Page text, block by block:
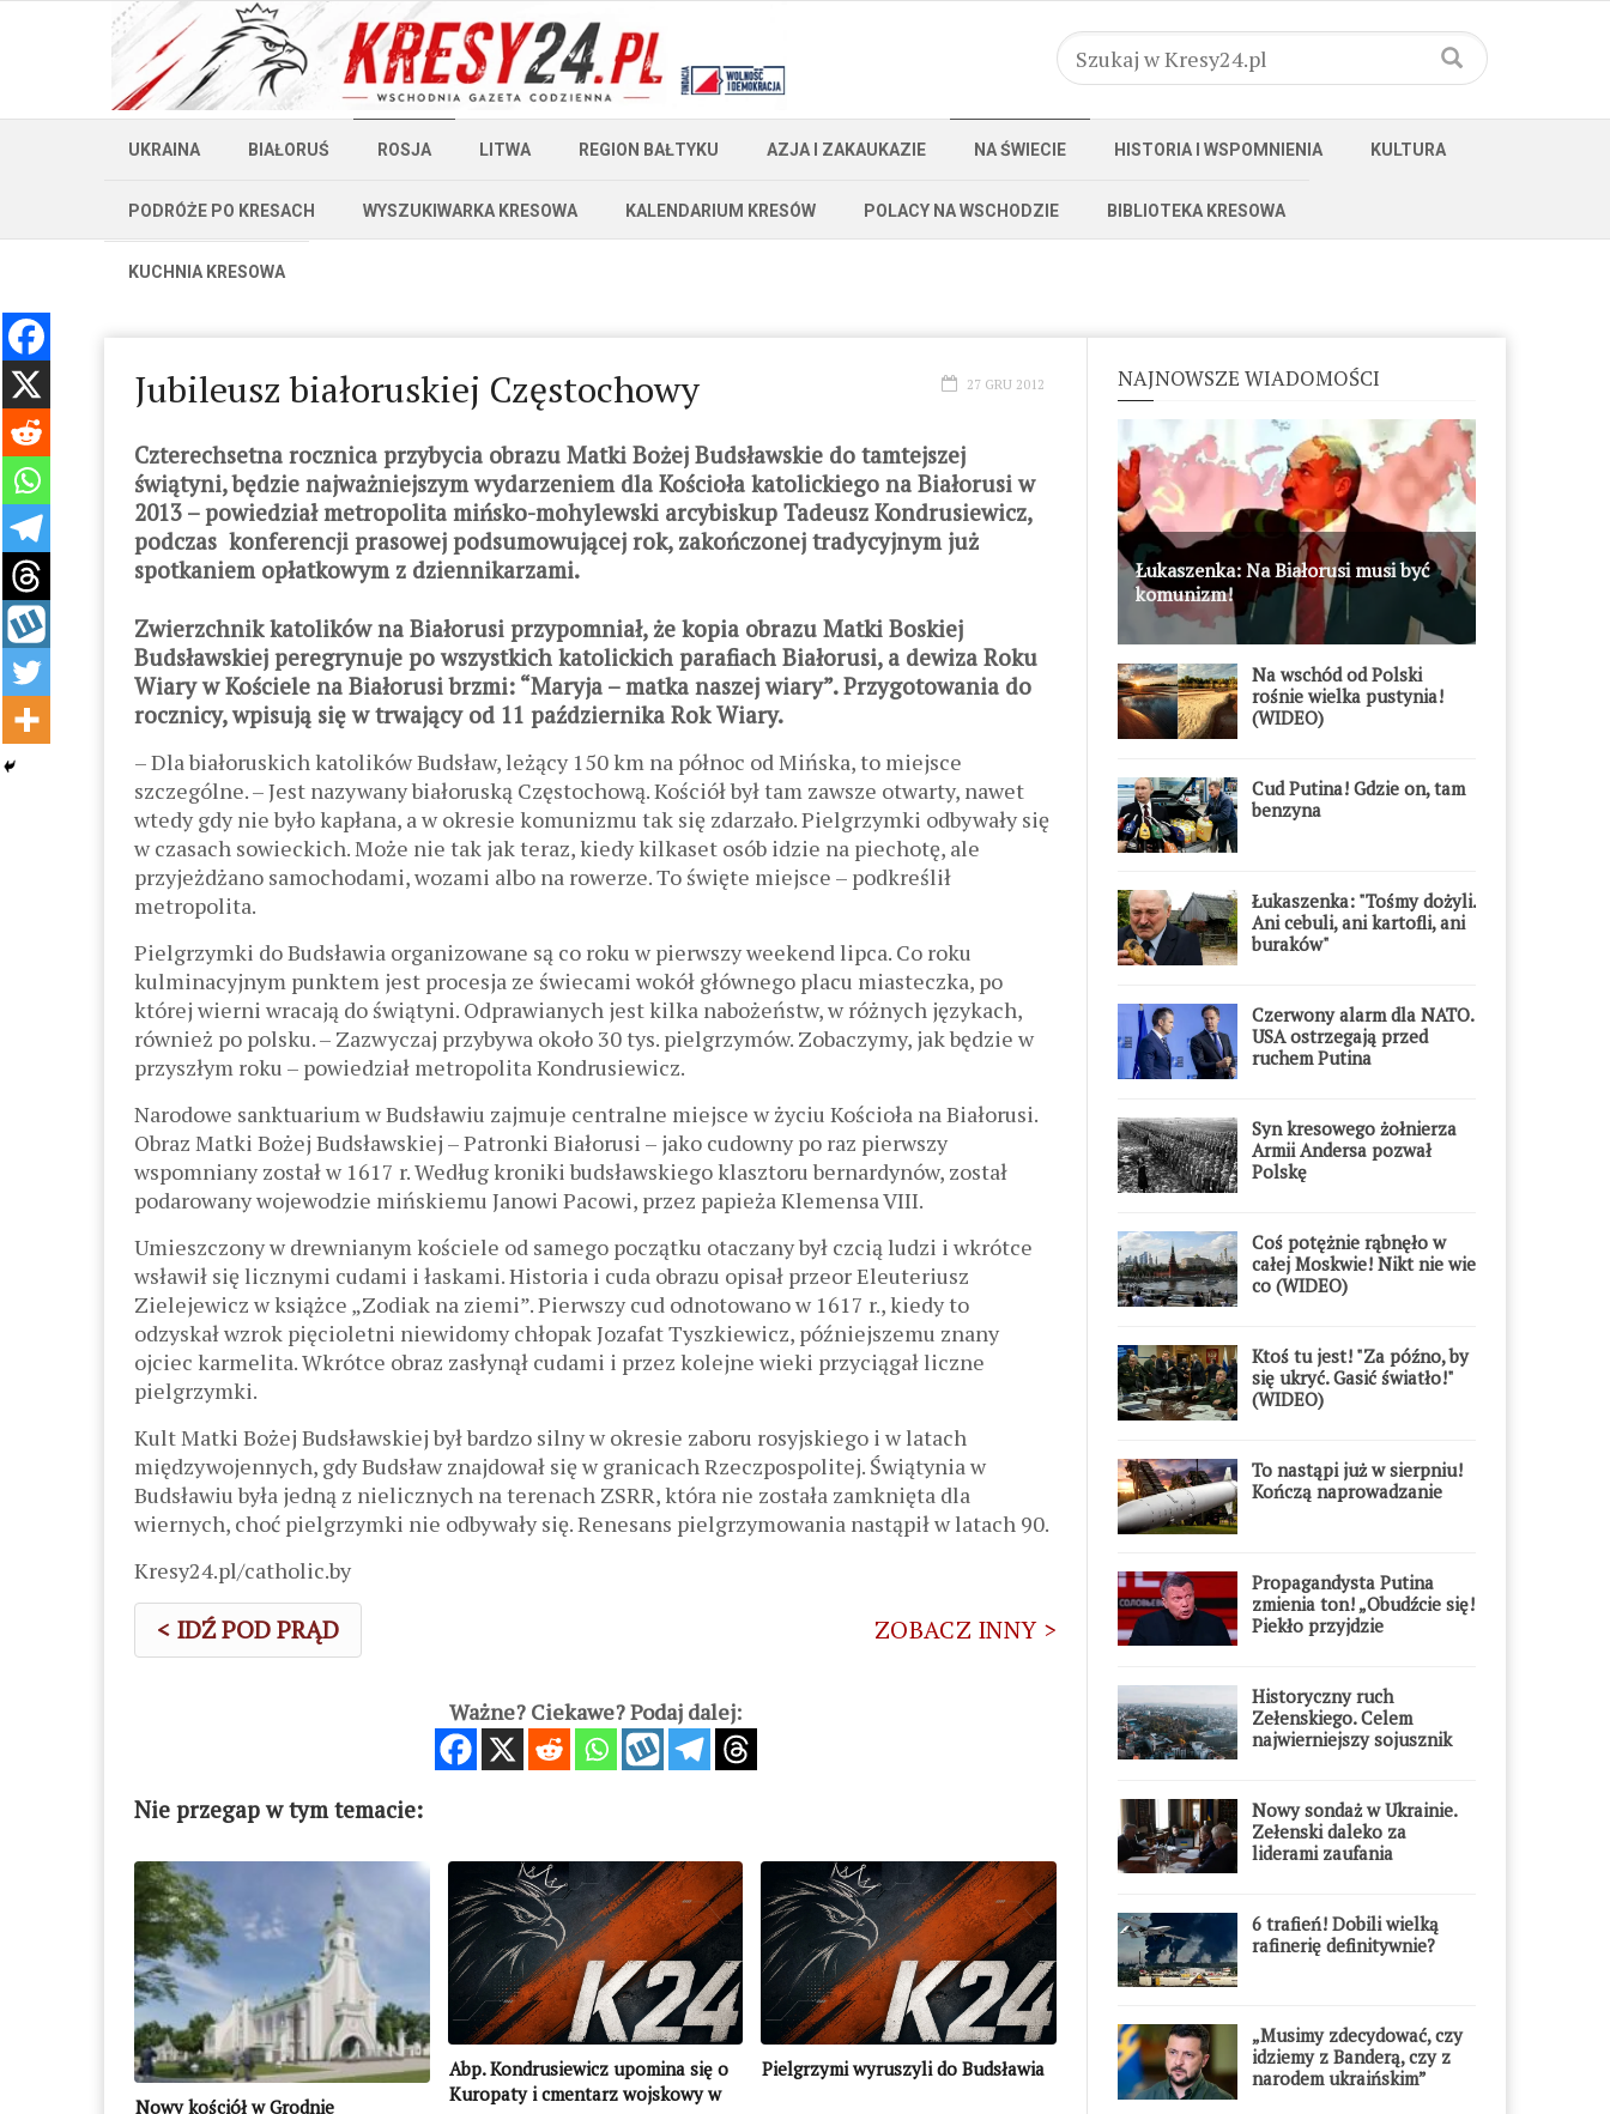
UKRAINA BIAŁORUŚ ROSJA LITWA REGION BAŁTYKU AZJA I ZAKAUKAZIE NA ŚWIECIE HISTORIA I WSPOMNIENIA KULTURA
PODRÓŻE PO KRESACH WYSZUKIWARKA KRESOWA KALENDARIUM KRESÓW POLACY NA WSCHODZIE BIBLIOTEKA KRESOWA
KUCHNIA KRESOWA
Jubileusz białoruskiej Częstochowy 27 GRU 2012
Czterechsetna rocznica przybycia obrazu Matki Bożej Budsławskie do tamtejszej
świątyni, będzie najważniejszym wydarzeniem dla Kościoła katolickiego na Białorusi w
2013 – powiedział metropolita mińsko-mohylewski arcybiskup Tadeusz Kondrusiewicz,
podczas konferencji prasowej podsumowującej rok, zakończonej tradycyjnym już
spotkaniem opłatkowym z dziennikarzami.
Zwierzchnik katolików na Białorusi przypomniał, że kopia obrazu Matki Boskiej
Budsławskiej peregrynuje po wszystkich katolickich parafiach Białorusi, a dewiza Roku
Wiary w Kościele na Białorusi brzmi: “Maryja – matka naszej wiary”. Przygotowania do
rocznicy, wpisują się w trwający od 11 października Rok Wiary.
– Dla białoruskich katolików Budsław, leżący 150 km na północ od Mińska, to miejsce
szczególne. – Jest nazywany białoruską Częstochową. Kościół był tam zawsze otwarty, nawet
wtedy gdy nie było kapłana, a w okresie komunizmu tak się zdarzało. Pielgrzymki odbywały się
w czasach sowieckich. Może nie tak jak teraz, kiedy kilkaset osób idzie na piechotę, ale
przyjeżdżano samochodami, wozami albo na rowerze. To święte miejsce – podkreślił
metropolita.
Pielgrzymki do Budsławia organizowane są co roku w pierwszy weekend lipca. Co roku
kulminacyjnym punktem jest procesja ze świecami wokół głównego placu miasteczka, po
której wierni wracają do świątyni. Odprawianych jest kilka nabożeństw, w różnych językach,
również po polsku. – Zazwyczaj przybywa około 30 tys. pielgrzymów. Zobaczymy, jak będzie w
przyszłym roku – powiedział metropolita Kondrusiewicz.
Narodowe sanktuarium w Budsławiu zajmuje centralne miejsce w życiu Kościoła na Białorusi.
Obraz Matki Bożej Budsławskiej – Patronki Białorusi – jako cudowny po raz pierwszy
wspomniany został w 1617 r. Według kroniki budsławskiego klasztoru bernardynów, został
podarowany wojewodzie mińskiemu Janowi Pacowi, przez papieża Klemensa VIII.
Umieszczony w drewnianym kościele od samego początku otaczany był czcią ludzi i wkrótce
wsławił się licznymi cudami i łaskami. Historia i cuda obrazu opisał przeor Eleuteriusz
Zielejewicz w książce „Zodiak na ziemi”. Pierwszy cud odnotowano w 1617 r., kiedy to
odzyskał wzrok pięcioletni niewidomy chłopak Jozafat Tyszkiewicz, późniejszemu znany
ojciec karmelita. Wkrótce obraz zasłynął cudami i przez kolejne wieki przyciągał liczne
pielgrzymki.
Kult Matki Bożej Budsławskiej był bardzo silny w okresie zaboru rosyjskiego i w latach
międzywojennych, gdy Budsław znajdował się w granicach Rzeczpospolitej. Świątynia w
Budsławiu była jedną z nielicznych na terenach ZSRR, która nie została zamknięta dla
wiernych, choć pielgrzymki nie odbywały się. Renesans pielgrzymowania nastąpił w latach 90.
Kresy24.pl/catholic.by
< IDŹ POD PRĄD ZOBACZ INNY >
Ważne? Ciekawe? Podaj dalej:
Nie przegap w tym temacie:
Nowy kościół w Grodnie
Abp. Kondrusiewicz upomina się o
Kuropaty i cmentarz wojskowy w
Pielgrzymi wyruszyli do Budsławia
NAJNOWSZE WIADOMOŚCI
Łukaszenka: Na Białorusi musi być
komunizm!
Na wschód od Polski
rośnie wielka pustynia!
(WIDEO)
Cud Putina! Gdzie on, tam
benzyna
Łukaszenka: "Tośmy dożyli.
Ani cebuli, ani kartofli, ani
buraków"
Czerwony alarm dla NATO.
USA ostrzegają przed
ruchem Putina
Syn kresowego żołnierza
Armii Andersa pozwał
Polskę
Coś potężnie rąbnęło w
całej Moskwie! Nikt nie wie
co (WIDEO)
Ktoś tu jest! "Za późno, by
się ukryć. Gasić światło!"
(WIDEO)
To nastąpi już w sierpniu!
Kończą naprowadzanie
Propagandysta Putina
zmienia ton! „Obudźcie się!
Piekło przyjdzie
Historyczny ruch
Zełenskiego. Celem
najwierniejszy sojusznik
Nowy sondaż w Ukrainie.
Zełenski daleko za
liderami zaufania
6 trafień! Dobili wielką
rafinerię definitywnie?
„Musimy zdecydować, czy
idziemy z Banderą, czy z
narodem ukraińskim”